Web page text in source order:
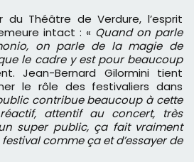
Théâtre de Verdure, l’esprit
intact : « Quand on parle
on parle de la magie de
le cadre y est pour beaucoup
Jean-Bernard Gilormini tient
le rôle des festivaliers dans
contribue beaucoup à cette
attentif au concert, très
super public, ça fait vraiment
comme ça et d’essayer de